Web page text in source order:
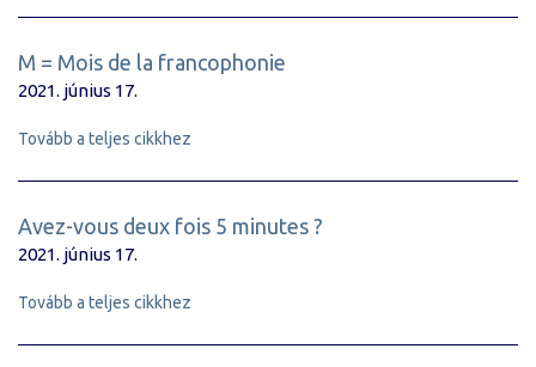
M = Mois de la francophonie
2021. június 17.
Tovább a teljes cikkhez
Avez-vous deux fois 5 minutes ?
2021. június 17.
Tovább a teljes cikkhez